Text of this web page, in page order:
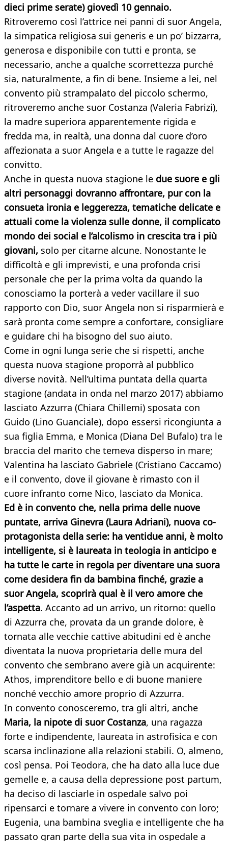
dieci prime serate) giovedì 10 gennaio.
Ritroveremo così l’attrice nei panni di suor Angela,
la simpatica religiosa sui generis e un po’ bizzarra,
generosa e disponibile con tutti e pronta, se
necessario, anche a qualche scorrettezza purché
sia, naturalmente, a fin di bene. Insieme a lei, nel
convento più strampalato del piccolo schermo,
ritroveremo anche suor Costanza (Valeria Fabrizi),
la madre superiora apparentemente rigida e
fredda ma, in realtà, una donna dal cuore d’oro
affezionata a suor Angela e a tutte le ragazze del
convitto.
Anche in questa nuova stagione le due suore e gli
altri personaggi dovranno affrontare, pur con la
consueta ironia e leggerezza, tematiche delicate e
attuali come la violenza sulle donne, il complicato
mondo dei social e l’alcolismo in crescita tra i più
giovani, solo per citarne alcune. Nonostante le
difficoltà e gli imprevisti, e una profonda crisi
personale che per la prima volta da quando la
conosciamo la porterà a veder vacillare il suo
rapporto con Dio, suor Angela non si risparmierà e
sarà pronta come sempre a confortare, consigliare
e guidare chi ha bisogno del suo aiuto.
Come in ogni lunga serie che si rispetti, anche
questa nuova stagione proporrà al pubblico
diverse novità. Nell’ultima puntata della quarta
stagione (andata in onda nel marzo 2017) abbiamo
lasciato Azzurra (Chiara Chillemi) sposata con
Guido (Lino Guanciale), dopo essersi ricongiunta a
sua figlia Emma, e Monica (Diana Del Bufalo) tra le
braccia del marito che temeva disperso in mare;
Valentina ha lasciato Gabriele (Cristiano Caccamo)
e il convento, dove il giovane è rimasto con il
cuore infranto come Nico, lasciato da Monica.
Ed è in convento che, nella prima delle nuove
puntate, arriva Ginevra (Laura Adriani), nuova co-
protagonista della serie: ha ventidue anni, è molto
intelligente, si è laureata in teologia in anticipo e
ha tutte le carte in regola per diventare una suora
come desidera fin da bambina finché, grazie a
suor Angela, scoprirà qual è il vero amore che
l’aspetta. Accanto ad un arrivo, un ritorno: quello
di Azzurra che, provata da un grande dolore, è
tornata alle vecchie cattive abitudini ed è anche
diventata la nuova proprietaria delle mura del
convento che sembrano avere già un acquirente:
Athos, imprenditore bello e di buone maniere
nonché vecchio amore proprio di Azzurra.
In convento conosceremo, tra gli altri, anche
Maria, la nipote di suor Costanza, una ragazza
forte e indipendente, laureata in astrofisica e con
scarsa inclinazione alla relazioni stabili. O, almeno,
così pensa. Poi Teodora, che ha dato alla luce due
gemelle e, a causa della depressione post partum,
ha deciso di lasciarle in ospedale salvo poi
ripensarci e tornare a vivere in convento con loro;
Eugenia, una bambina sveglia e intelligente che ha
passato gran parte della sua vita in ospedale a